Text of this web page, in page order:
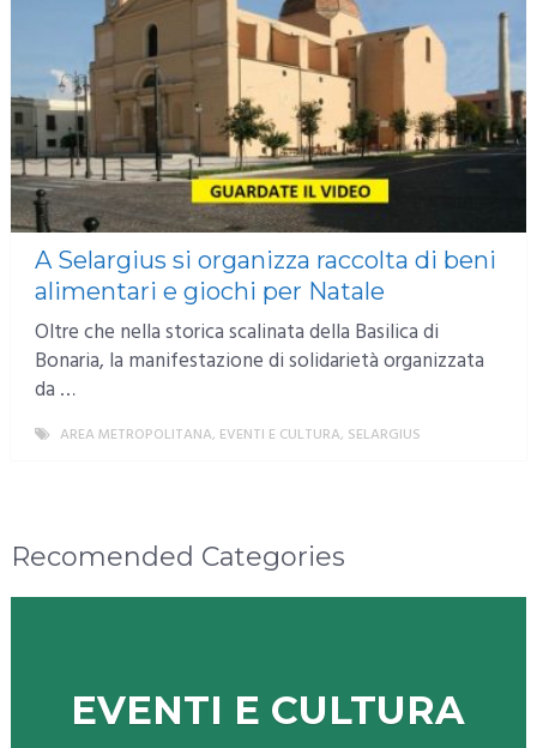
A Selargius si organizza raccolta di beni
alimentari e giochi per Natale
Oltre che nella storica scalinata della Basilica di
Bonaria, la manifestazione di solidarietà organizzata
da …
AREA METROPOLITANA, EVENTI E CULTURA, SELARGIUS
Recomended Categories
EVENTI E CULTURA